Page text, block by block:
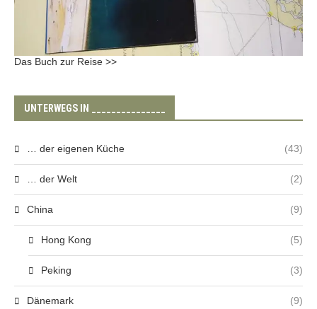
Das Buch zur Reise >>
UNTERWEGS IN _______________
… der eigenen Küche (43)
… der Welt (2)
China (9)
Hong Kong (5)
Peking (3)
Dänemark (9)